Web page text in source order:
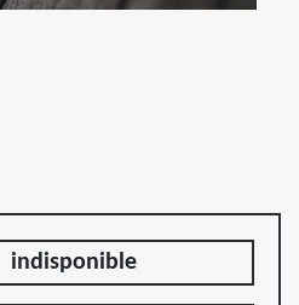
indisponible